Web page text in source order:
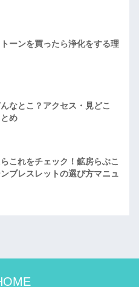
ーンを買ったら浄化をする理
なとこ？アクセス・見どこ
め
これをチェック！鉱房らぶこ
ブレスレットの選び方マニュ